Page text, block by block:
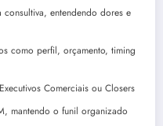
entendendo dores e
como perfil, orçamento, timing
Comerciais ou Closers
mantendo o funil organizado